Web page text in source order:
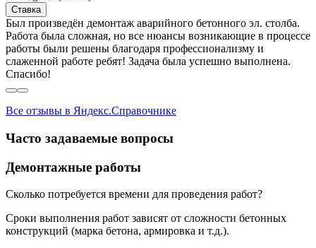
Был произведён демонтаж аварийного бетонного эл. столба.
Работа была сложная, но все нюансы возникающие в процессе
работы были решены благодаря профессионализму и
слаженной работе ребят! Задача была успешно выполнена.
Спасибо!
Все отзывы в Яндекс.Справочнике
Часто задаваемые вопросы
Демонтажные работы
Сколько потребуется времени для проведения работ?
Сроки выполнения работ зависят от сложности бетонных
конструкций (марка бетона, армировка и т.д.).